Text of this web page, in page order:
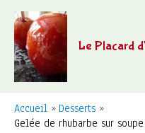
Aller
contenu
Le Placard
Accueil
Desserts
Gelée de rhubarbe sur soupe